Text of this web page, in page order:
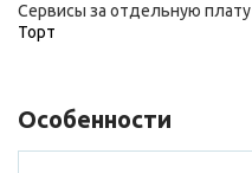
Сервисы за отдельную плату
Торт
Особенности